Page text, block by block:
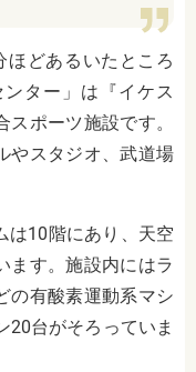
どあるいたところ
ター」は『イケス
ポーツ施設です。
やスタジオ、武道場
は10階にあり、天空
ます。施設内にはラ
の有酸素運動系マシ
20台がそろっていま